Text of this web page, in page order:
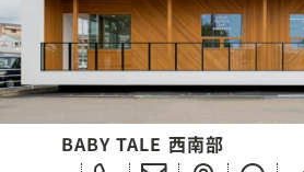
BABY TALE 西南部